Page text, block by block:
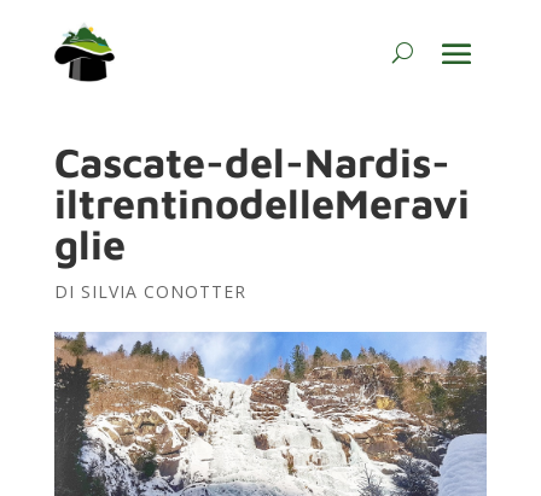
Cascate-del-Nardis-
iltrentinodelleMeravi
glie
DI SILVIA CONOTTER